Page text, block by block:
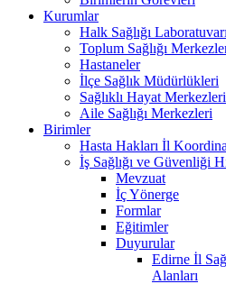
Kurumlar
Halk Sağlığı Laboratuvarı
Toplum Sağlığı
Hastaneler
İlçe Sağlık Müdürlükleri
Sağlıklı Hayat Merkezleri
Aile Sağlığı Merkezleri
Birimler
Hasta Hakları İl
İş Sağlığı ve Güvenliği
Mevzuat
İç Yönerge
Formlar
Eğitimler
Duyurular
Edirne İl
Alanları